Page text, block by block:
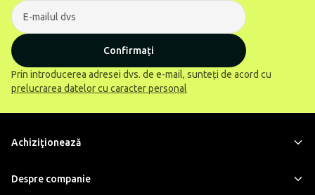
Confirmați
Prin introducerea adresei dvs. de e-mail, sunteți de acord cu
prelucrarea datelor cu caracter personal
Achiziţionează
Despre companie